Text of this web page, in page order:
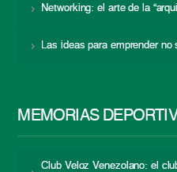
Networking: el arte de la
Las ideas para emprender
MEMORIAS
Club Veloz Venezolano: el